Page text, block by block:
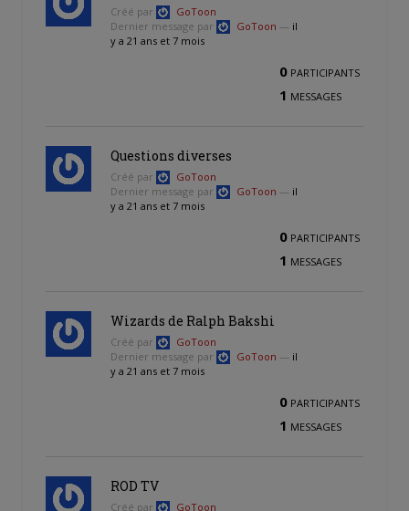
Créé par
GoToon
Dernier message par
GoToon — il
y a 21 ans et 7 mois
0 PARTICIPANTS
1 MESSAGES
Questions diverses
Créé par
GoToon
Dernier message par
GoToon — il
y a 21 ans et 7 mois
0 PARTICIPANTS
1 MESSAGES
Wizards de Ralph Bakshi
Créé par
GoToon
Dernier message par
GoToon — il
y a 21 ans et 7 mois
0 PARTICIPANTS
1 MESSAGES
ROD TV
Créé par
GoToon